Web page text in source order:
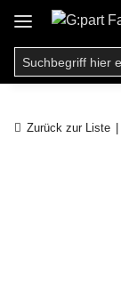
Zurück zur Liste